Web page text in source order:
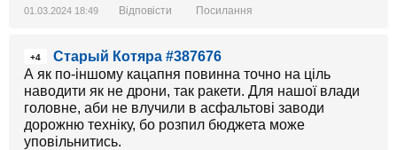
01.03.2024 18:49 Відповісти Посилання
+4
Старый Котяра #387676
А як по-іншому кацапня повинна точно на ціль
наводити як не дрони, так ракети. Для нашої влади
головне, аби не влучили в асфальтові заводи
дорожню техніку, бо розпил бюджета може
уповільнитись.